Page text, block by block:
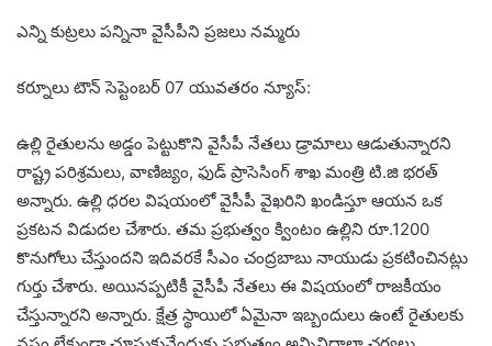
ఎన్ని కుట్ర‌లు ప‌న్నినా వైసీపీని ప్ర‌జ‌లు న‌మ్మ‌రు
కర్నూలు టౌన్ సెప్టెంబర్ 07 యువతరం న్యూస్:
ఉల్లి రైతుల‌ను అడ్డం పెట్టుకొని వైసీపీ నేత‌లు డ్రామాలు ఆడుతున్నార‌ని
రాష్ట్ర ప‌రిశ్ర‌మ‌లు, వాణిజ్యం, ఫుడ్ ప్రాసెసింగ్ శాఖ మంత్రి టి.జి భ‌ర‌త్
అన్నారు. ఉల్లి ధ‌ర‌ల విష‌యంలో వైసీపీ వైఖ‌రిని ఖండిస్తూ ఆయ‌న ఒక
ప్ర‌క‌ట‌న విడుద‌ల చేశారు. త‌మ ప్ర‌భుత్వం క్వింటం ఉల్లిని రూ.1200
కొనుగోలు చేస్తుంద‌ని ఇదివ‌ర‌కే సీఎం చంద్ర‌బాబు నాయుడు ప్ర‌క‌టించిన‌ట్లు
గుర్తు చేశారు. అయిన‌ప్ప‌టికీ వైసీపీ నేత‌లు ఈ విష‌యంలో రాజ‌కీయం
చేస్తున్నార‌ని అన్నారు. క్షేత్ర స్థాయిలో ఏమైనా ఇబ్బందులు ఉంటే రైతుల‌కు